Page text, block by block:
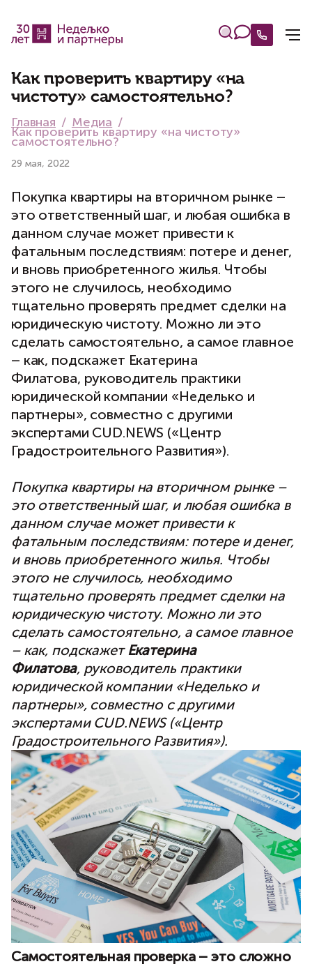
Как проверить квартиру «на
чистоту» самостоятельно?
Главная Медиа
Как проверить квартиру «на чистоту»
самостоятельно?
29 мая, 2022
Покупка квартиры на вторичном рынке –
это ответственный шаг, и любая ошибка в
данном случае может привести к
фатальным последствиям: потере и денег,
и вновь приобретенного жилья. Чтобы
этого не случилось, необходимо
тщательно проверять предмет сделки на
юридическую чистоту. Можно ли это
сделать самостоятельно, а самое главное
– как, подскажет Екатерина
Филатова, руководитель практики
юридической компании «Неделько и
партнеры», совместно с другими
экспертами CUD.NEWS («Центр
Градостроительного Развития»).
Покупка квартиры на вторичном рынке –
это ответственный шаг, и любая ошибка в
данном случае может привести к
фатальным последствиям: потере и денег,
и вновь приобретенного жилья. Чтобы
этого не случилось, необходимо
тщательно проверять предмет сделки на
юридическую чистоту. Можно ли это
сделать самостоятельно, а самое главное
– как, подскажетЕкатерина
Филатова, руководитель практики
юридической компании «Неделько и
партнеры», совместно с другими
экспертами CUD.NEWS («Центр
Градостроительного Развития»).
Самостоятельная проверка – это сложно